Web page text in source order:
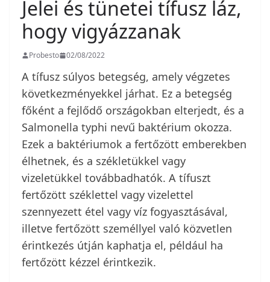
Jelei és tünetei tífusz láz,
hogy vigyázzanak
Probesto 02/08/2022
A tífusz súlyos betegség, amely végzetes
következményekkel járhat. Ez a betegség
főként a fejlődő országokban elterjedt, és a
Salmonella typhi nevű baktérium okozza.
Ezek a baktériumok a fertőzött emberekben
élhetnek, és a székletükkel vagy
vizeletükkel továbbadhatók. A tífuszt
fertőzött széklettel vagy vizelettel
szennyezett étel vagy víz fogyasztásával,
illetve fertőzött személlyel való közvetlen
érintkezés útján kaphatja el, például ha
fertőzött kézzel érintkezik.